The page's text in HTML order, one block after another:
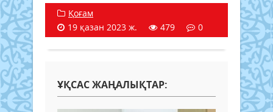
Қоғам
19 қазан 2023 ж.
479 0
ҰҚСАС ЖАҢАЛЫҚТАР: